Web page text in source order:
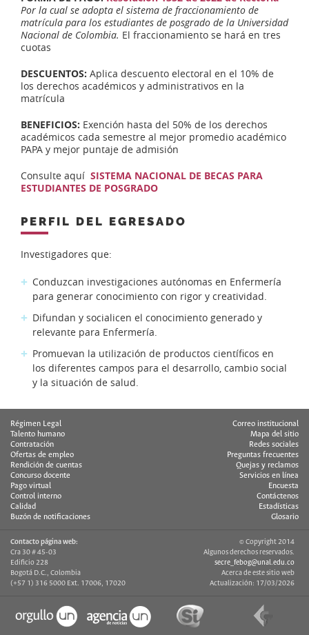
Por la cual se adopta el sistema de fraccionamiento de
matrícula para los estudiantes de posgrado de la Universidad
Nacional de Colombia. El fraccionamiento se hará en tres
cuotas
DESCUENTOS: Aplica descuento electoral en el 10% de
los derechos académicos y administrativos en la
matrícula
BENEFICIOS: Exención hasta del 50% de los derechos
académicos cada semestre al mejor promedio académico
PAPA y mejor puntaje de admisión
Consulte aquí SISTEMA NACIONAL DE BECAS PARA
ESTUDIANTES DE POSGRADO
PERFIL DEL EGRESADO
Investigadores que:
Conduzcan investigaciones autónomas en Enfermería
para generar conocimiento con rigor y creatividad.
Difundan y socialicen el conocimiento generado y
relevante para Enfermería.
Promuevan la utilización de productos científicos en
los diferentes campos para el desarrollo, cambio social
y la situación de salud.
Régimen Legal
Talento humano
Contratación
Ofertas de empleo
Rendición de cuentas
Concurso docente
Pago virtual
Control interno
Calidad
Buzón de notificaciones
Correo institucional
Mapa del sitio
Redes sociales
Preguntas frecuentes
Quejas y reclamos
Servicios en línea
Encuesta
Contáctenos
Estadísticas
Glosario
Contacto página web:
Cra 30 # 45-03
Edificio 228
Bogotá D.C., Colombia
(+57 1) 316 5000 Ext. 17006, 17020
© Copyright 2014
Algunos derechos reservados.
secre_febog@unal.edu.co
Acerca de este sitio web
Actualización: 17/03/2026